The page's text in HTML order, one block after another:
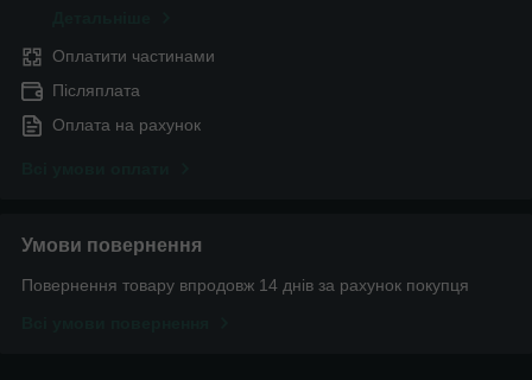
Оплатити частинами
Післяплата
Оплата на рахунок
Умови повернення
Повернення товару впродовж 14 днів за рахунок покупця